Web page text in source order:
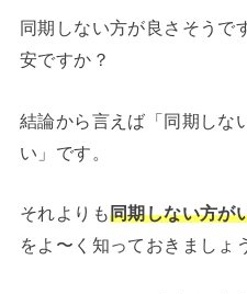
同期しない方が良さそうで
安ですか？
結論から言えば「同期しな
い」です。
それよりも同期しない方が
をよ〜く知っておきましょ